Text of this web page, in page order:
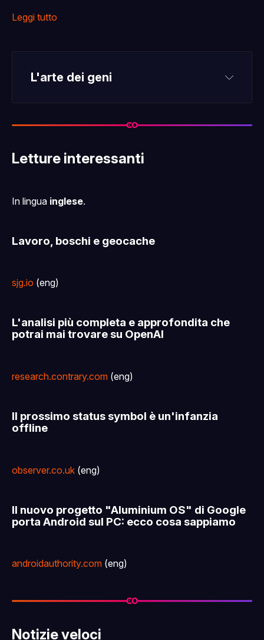
Leggi tutto
L'arte dei geni
solo per supporter
Letture interessanti
In lingua inglese.
Lavoro, boschi e geocache
sjg.io (eng)
L'analisi più completa e approfondita che
potrai mai trovare su OpenAI
research.contrary.com (eng)
Il prossimo status symbol è un'infanzia
offline
observer.co.uk (eng)
Il nuovo progetto "Aluminium OS" di Google
porta Android sul PC: ecco cosa sappiamo
androidauthority.com (eng)
Notizie veloci